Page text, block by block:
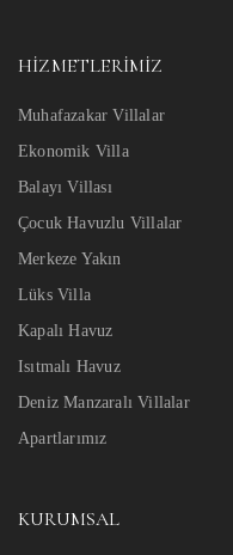
HIZMETLERIMIZ
Muhafazakar Villalar
Ekonomik Villa
Balayı Villası
Çocuk Havuzlu Villalar
Merkeze Yakın
Lüks Villa
Kapalı Havuz
Isıtmalı Havuz
Deniz Manzaralı Villalar
Apartlarımız
KURUMSAL